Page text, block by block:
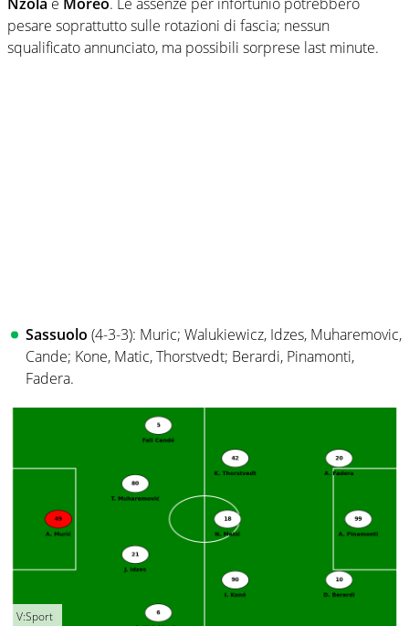
Nzola e Moreo. Le assenze per infortunio potrebbero
pesare soprattutto sulle rotazioni di fascia; nessun
squalificato annunciato, ma possibili sorprese last minute.
Sassuolo (4-3-3): Muric; Walukiewicz, Idzes, Muharemovic,
Cande; Kone, Matic, Thorstvedt; Berardi, Pinamonti,
Fadera.
V:Sport